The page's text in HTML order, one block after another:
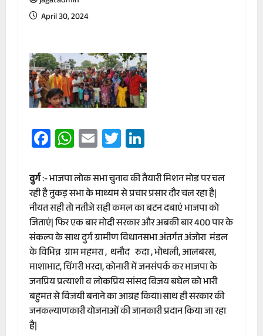
April 30, 2024
Facebook
WhatsApp
EmailTwitter
दुर्ग:- भाजपा लोक सभा चुनाव की तैयारी मिशन मोड पर चल
रही है नुकड़ सभा के माध्यम से प्रचार प्रसार दौर चल रहा है|
नीयत सही तो नतीजे सही कमल का बटन दबाएं भाजपा को
जिताएं| फिर एक बार मोदी सरकार और अबकी बार 400 पार के
संकल्प के साथ दुर्ग ग्रामीण विधानसभा अंतर्गत अंजोरा मंडल
के विभिन्न ग्राम महमरा , थनौद रुदा , भोथली, आलबरस,
माशाभाट, चिंगरी भरदा, कोनारी में जनसंपर्क कर भाजपा के
जनप्रिय प्रत्याशी व लोकप्रिय सांसद विजय बघेल को भारी
बहुमत से विजयी बनाने का आग्रह किया।साथ ही सरकार की
जनकल्याणकारी योजनाओं की जानकारी प्रदान किया जा रहा
है|